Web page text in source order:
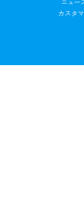
カスタ